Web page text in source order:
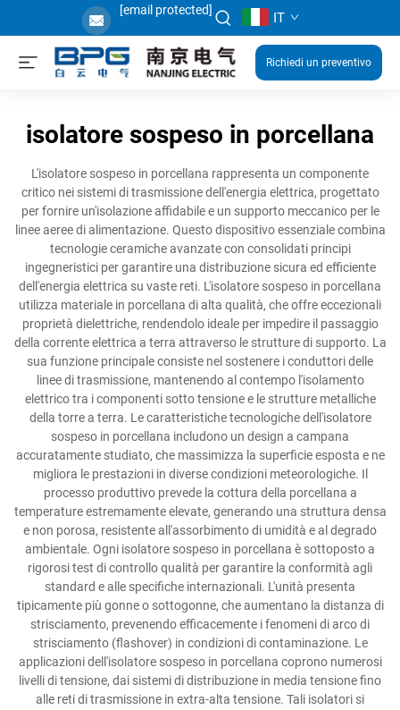
[email protected] IT
Richiedi un preventivo
isolatore sospeso in porcellana
L'isolatore sospeso in porcellana rappresenta un componente
critico nei sistemi di trasmissione dell'energia elettrica, progettato
per fornire un'isolazione affidabile e un supporto meccanico per le
linee aeree di alimentazione. Questo dispositivo essenziale combina
tecnologie ceramiche avanzate con consolidati principi
ingegneristici per garantire una distribuzione sicura ed efficiente
dell'energia elettrica su vaste reti. L'isolatore sospeso in porcellana
utilizza materiale in porcellana di alta qualità, che offre eccezionali
proprietà dielettriche, rendendolo ideale per impedire il passaggio
della corrente elettrica a terra attraverso le strutture di supporto. La
sua funzione principale consiste nel sostenere i conduttori delle
linee di trasmissione, mantenendo al contempo l'isolamento
elettrico tra i componenti sotto tensione e le strutture metalliche
della torre a terra. Le caratteristiche tecnologiche dell'isolatore
sospeso in porcellana includono un design a campana
accuratamente studiato, che massimizza la superficie esposta e ne
migliora le prestazioni in diverse condizioni meteorologiche. Il
processo produttivo prevede la cottura della porcellana a
temperature estremamente elevate, generando una struttura densa
e non porosa, resistente all'assorbimento di umidità e al degrado
ambientale. Ogni isolatore sospeso in porcellana è sottoposto a
rigorosi test di controllo qualità per garantire la conformità agli
standard e alle specifiche internazionali. L'unità presenta
tipicamente più gonne o sottogonne, che aumentano la distanza di
strisciamento, prevenendo efficacemente i fenomeni di arco di
strisciamento (flashover) in condizioni di contaminazione. Le
applicazioni dell'isolatore sospeso in porcellana coprono numerosi
livelli di tensione, dai sistemi di distribuzione in media tensione fino
alle reti di trasmissione in extra-alta tensione. Tali isolatori si